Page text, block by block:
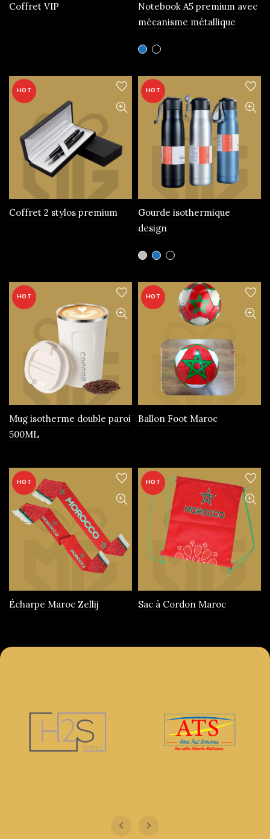
Coffret VIP
Notebook A5 premium avec
mécanisme métallique
Ce
produit
plusieurs
variations.
options
choisies
page
du
produit
HOT
Coffret 2 stylos premium
HOT
Gourde isothermique
design
Ce
produit
plusieurs
variations.
peuvent
choisies
page
du
HOT
Mug isotherme double paroi
500ML
HOT
Ballon Foot Maroc
HOT
Écharpe Maroc Zellij
HOT
Sac à Cordon Maroc